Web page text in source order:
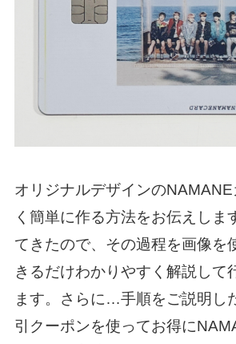
オリジナルデザインの
く簡単に作る方法をお伝えしま
てきたので、その過程を画像を
きるだけわかりやすく解説して
ます。さらに…手順をご説明し
引クーポンを使ってお得に